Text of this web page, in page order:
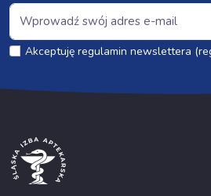
Akceptuję regulamin newslettera